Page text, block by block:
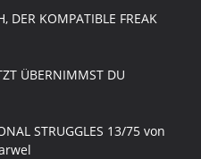
DER KOMPATIBLE FREAK
ÜBERNIMMST DU
STRUGGLES 13/75 von